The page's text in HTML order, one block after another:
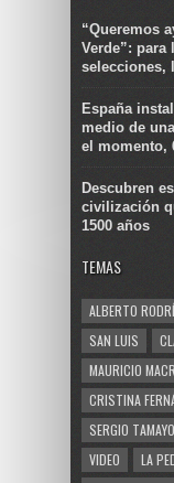
“Queremos
Verde”:
selecciones,
España
medio de
el momento,
Descubren
civilización
1500 años
TEMAS
ALBERTO
SAN LUIS
MAURICIO
CRISTINA
SERGIO TAMAYO
VIDEO
LA